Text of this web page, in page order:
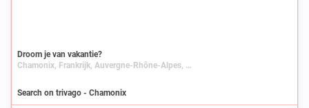
Droom je van vakantie?
Chamonix, Frankrijk, Auvergne-Rhône-Alpes, Rhône-Alpes, Haute-Savoie
Search on trivago - Chamonix